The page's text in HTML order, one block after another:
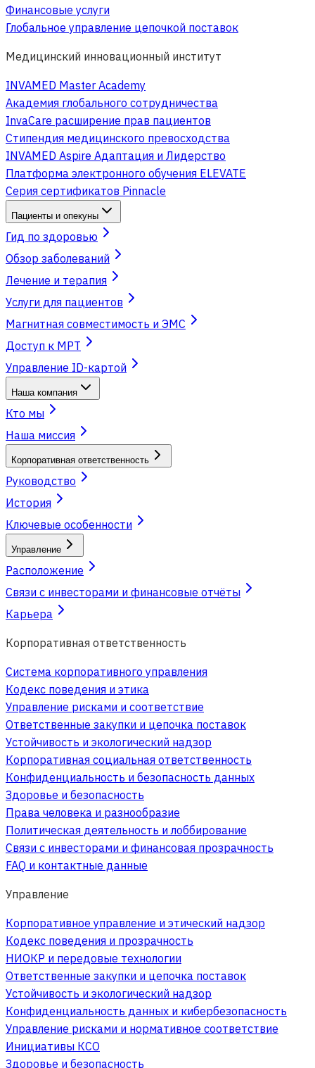
Финансовые услуги
Глобальное управление цепочкой поставок
Медицинский инновационный институт
INVAMED Master Academy
Академия глобального сотрудничества
InvaCare расширение прав пациентов
Стипендия медицинского превосходства
INVAMED Aspire Адаптация и Лидерство
Платформа электронного обучения ELEVATE
Серия сертификатов Pinnacle
Пациенты и опекуны
Гид по здоровью
Обзор заболеваний
Лечение и терапия
Услуги для пациентов
Магнитная совместимость и ЭМС
Доступ к МРТ
Управление ID-картой
Наша компания
Кто мы
Наша миссия
Корпоративная ответственность
Руководство
История
Ключевые особенности
Управление
Расположение
Связи с инвесторами и финансовые отчёты
Карьера
Корпоративная ответственность
Система корпоративного управления
Кодекс поведения и этика
Управление рисками и соответствие
Ответственные закупки и цепочка поставок
Устойчивость и экологический надзор
Корпоративная социальная ответственность
Конфиденциальность и безопасность данных
Здоровье и безопасность
Права человека и разнообразие
Политическая деятельность и лоббирование
Связи с инвесторами и финансовая прозрачность
FAQ и контактные данные
Управление
Корпоративное управление и этический надзор
Кодекс поведения и прозрачность
НИОКР и передовые технологии
Ответственные закупки и цепочка поставок
Устойчивость и экологический надзор
Конфиденциальность данных и кибербезопасность
Управление рисками и нормативное соответствие
Инициативы КСО
Здоровье и безопасность